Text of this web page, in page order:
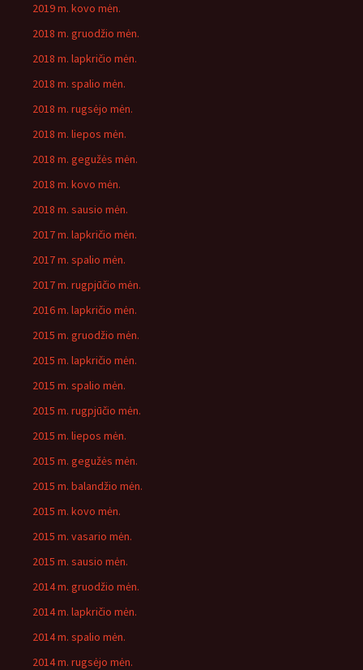
2019 m. kovo mėn.
2018 m. gruodžio mėn.
2018 m. lapkričio mėn.
2018 m. spalio mėn.
2018 m. rugsėjo mėn.
2018 m. liepos mėn.
2018 m. gegužės mėn.
2018 m. kovo mėn.
2018 m. sausio mėn.
2017 m. lapkričio mėn.
2017 m. spalio mėn.
2017 m. rugpjūčio mėn.
2016 m. lapkričio mėn.
2015 m. gruodžio mėn.
2015 m. lapkričio mėn.
2015 m. spalio mėn.
2015 m. rugpjūčio mėn.
2015 m. liepos mėn.
2015 m. gegužės mėn.
2015 m. balandžio mėn.
2015 m. kovo mėn.
2015 m. vasario mėn.
2015 m. sausio mėn.
2014 m. gruodžio mėn.
2014 m. lapkričio mėn.
2014 m. spalio mėn.
2014 m. rugsėjo mėn.